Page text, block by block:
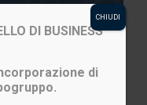
DI BUSINESS
di
CHIUDI